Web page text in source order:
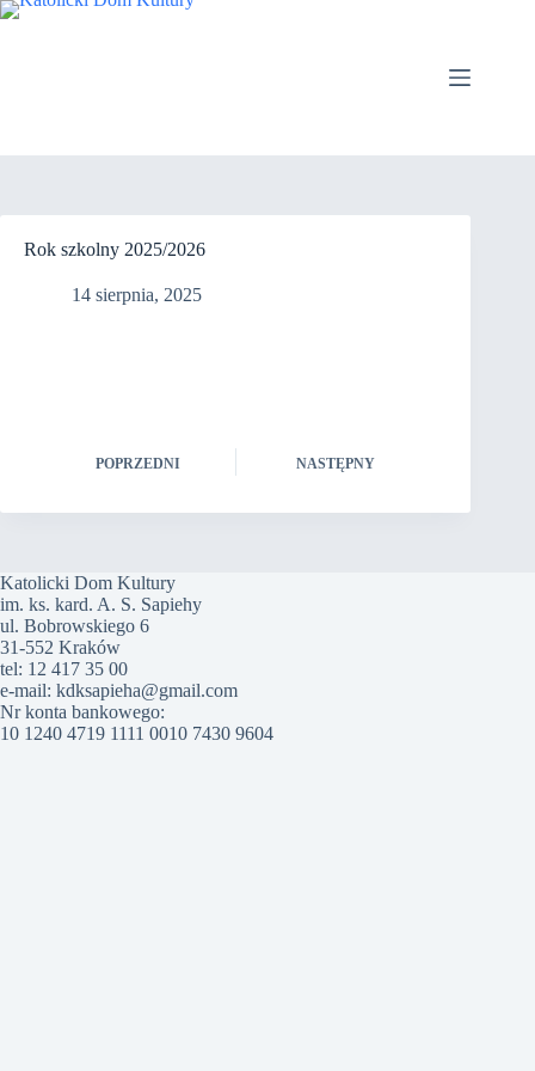
Przejdź
Rok szkolny 2025/2026
14 sierpnia, 2025
POPRZEDNI NASTĘPNY
Katolicki Dom Kultury
im. ks. kard. A. S. Sapiehy
ul. Bobrowskiego 6
31-552 Kraków
tel: 12 417 35 00
e-mail: kdksapieha@gmail.com
Nr konta bankowego:
10 1240 4719 1111 0010 7430 9604